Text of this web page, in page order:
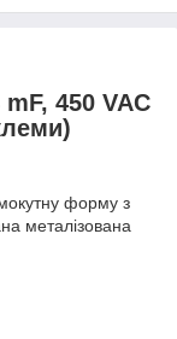
450 VAC
форму з
металізована